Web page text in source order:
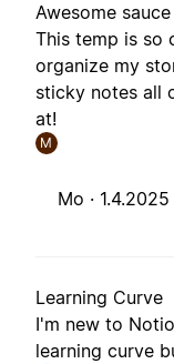
Awesome sauce
This temp is so
organize my
sticky notes all
at!
M
Mo · 1.4.2025
Learning Curve
I'm new to
learning curve